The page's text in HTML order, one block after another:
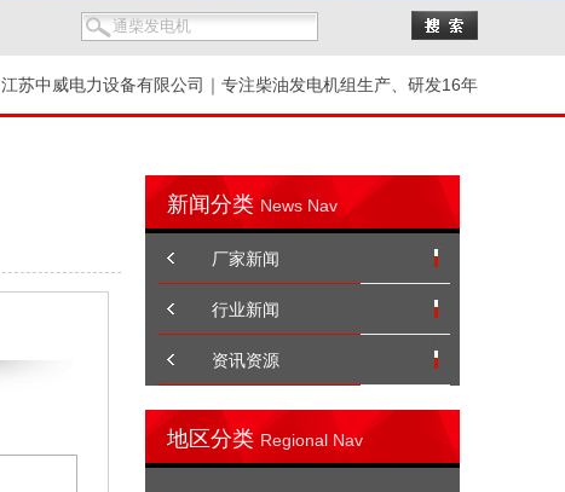
江苏中威电力设备有限公司｜专注柴油发电机组生产、研发16年
新闻分类 News Nav
厂家新闻
行业新闻
资讯资源
地区分类 Regional Nav